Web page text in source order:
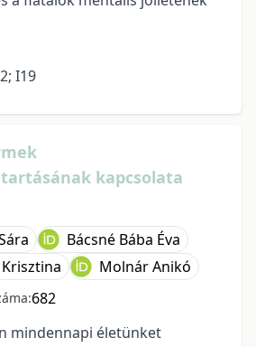
I19
kapcsolata
Bácsné Bába Éva
Molnár Anikó
682
mindennapi életünket